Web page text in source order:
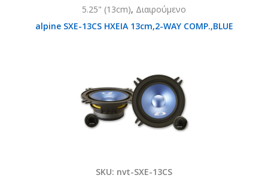
5.25" (13cm), Διαιρούμενο
alpine SXE-13CS HXEIA 13cm,2-WAY COMP.,BLUE
SKU: nvt-SXE-13CS